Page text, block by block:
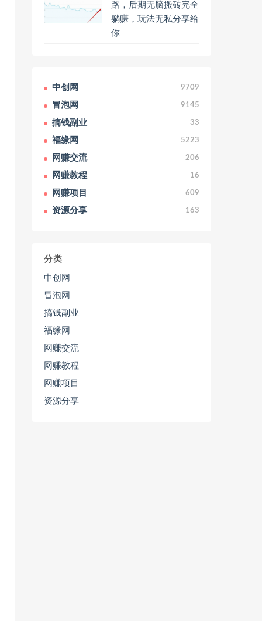
路，后期无脑搬砖完全
躺赚，玩法无私分享给
你
中创网 9709
冒泡网 9145
搞钱副业 33
福缘网 5223
网赚交流 206
网赚教程 16
网赚项目 609
资源分享 163
分类
中创网
冒泡网
搞钱副业
福缘网
网赚交流
网赚教程
网赚项目
资源分享